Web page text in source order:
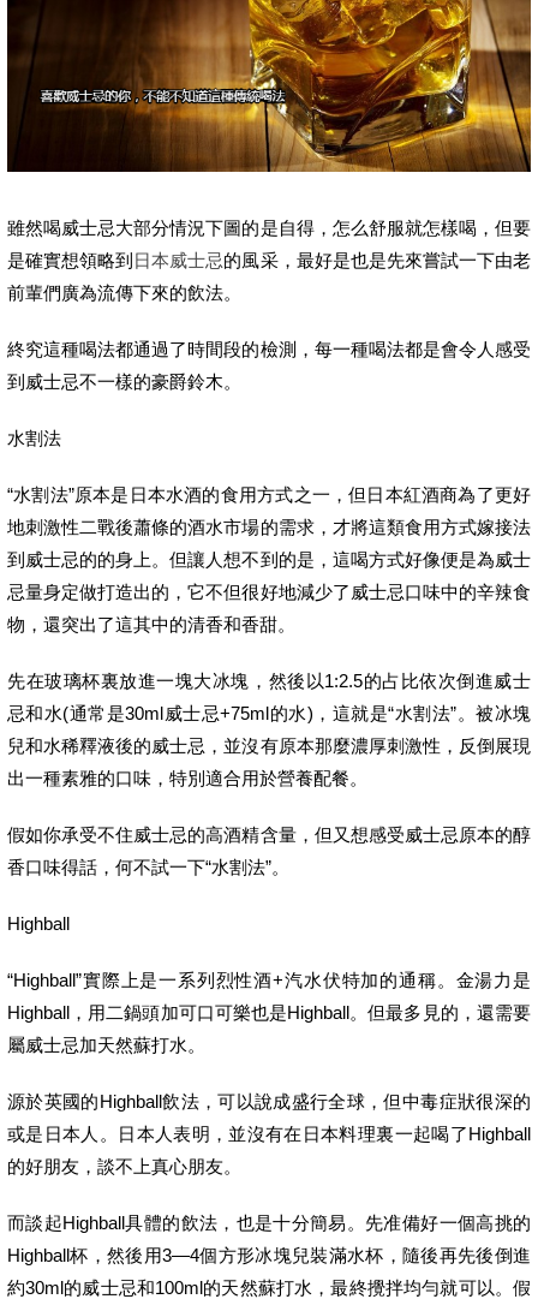
雖然喝威士忌大部分情況下圖的是自得，怎么舒服就怎樣喝，但要
是確實想領略到 日本威士忌的風采，最好是也是先來嘗試一下由老
前輩們廣為流傳下來的飲法。
終究這種喝法都通過了時間段的檢測，每一種喝法都是會令人感受
到威士忌不一樣的豪爵鈴木。
水割法
“水割法”原本是日本水酒的食用方式之一，但日本紅酒商為了更好
地刺激性二戰後蕭條的酒水市場的需求，才將這類食用方式嫁接法
到威士忌的的身上。但讓人想不到的是，這喝方式好像便是為威士
忌量身定做打造出的，它不但很好地減少了威士忌口味中的辛辣食
物，還突出了這其中的清香和香甜。
先在玻璃杯裏放進一塊大冰塊，然後以1:2.5的占比依次倒進威士
忌和水(通常是30ml威士忌+75ml的水)，這就是“水割法”。被冰塊
兒和水稀釋液後的威士忌，並沒有原本那麼濃厚刺激性，反倒展現
出一種素雅的口味，特別適合用於營養配餐。
假如你承受不住威士忌的高酒精含量，但又想感受威士忌原本的醇
香口味得話，何不試一下“水割法”。
Highball
“Highball”實際上是一系列烈性酒+汽水伏特加的通稱。金湯力是
Highball，用二鍋頭加可口可樂也是Highball。但最多見的，還需要
屬威士忌加天然蘇打水。
源於英國的Highball飲法，可以說成盛行全球，但中毒症狀很深的
或是日本人。日本人表明，並沒有在日本料理裏一起喝了Highball
的好朋友，談不上真心朋友。
而談起Highball具體的飲法，也是十分簡易。先准備好一個高挑的
Highball杯，然後用3—4個方形冰塊兒裝滿水杯，隨後再先後倒進
約30ml的威士忌和100ml的天然蘇打水，最終攪拌均勻就可以。假